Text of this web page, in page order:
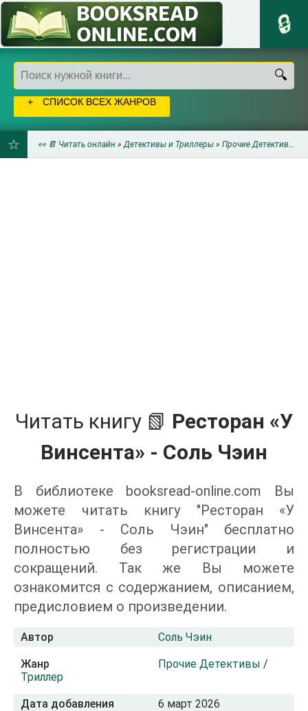
СПИСОК ВСЕХ ЖАНРОВ
👀 📔 Читать онлайн »Детективы и Триллеры » Прочие Детективы
Читать книгу 📗 Ресторан «У
Винсента» - Соль Чэин
В библиотеке booksread-online.com Вы
можете читать книгу "Ресторан «У
Винсента» - Соль Чэин" бесплатно
полностью без регистрации и
сокращений. Так же Вы можете
ознакомится с содержанием, описанием,
предисловием о произведении.
Автор Соль Чэин
Жанр Прочие Детективы /
Триллер
Дата добавления 6 март 2026